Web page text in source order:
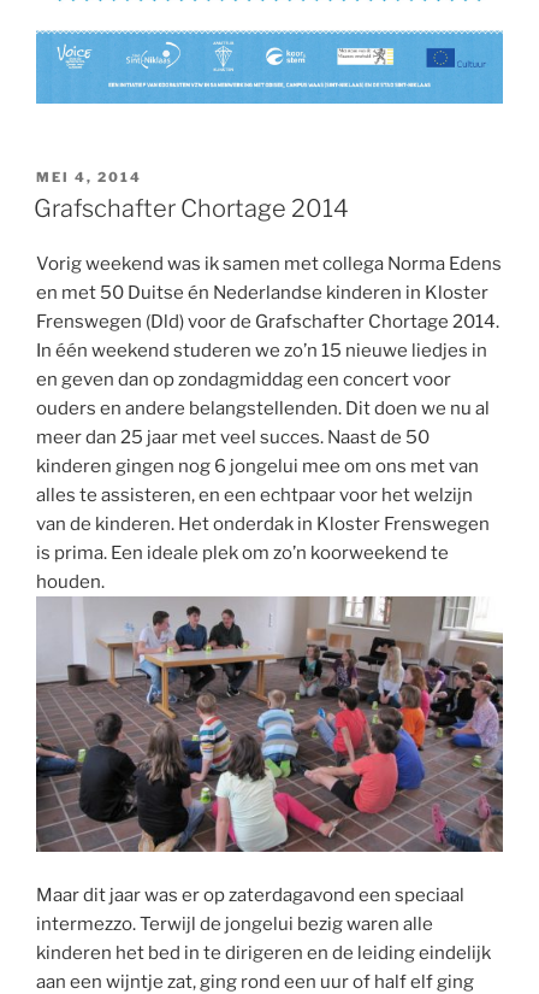
GEPLAATST
OP
MEI 4, 2014
Grafschafter Chortage 2014
Vorig weekend was ik samen met collega Norma Edens
en met 50 Duitse én Nederlandse kinderen in Kloster
Frenswegen (Dld) voor de Grafschafter Chortage 2014.
In één weekend studeren we zo’n 15 nieuwe liedjes in
en geven dan op zondagmiddag een concert voor
ouders en andere belangstellenden. Dit doen we nu al
meer dan 25 jaar met veel succes. Naast de 50
kinderen gingen nog 6 jongelui mee om ons met van
alles te assisteren, en een echtpaar voor het welzijn
van de kinderen. Het onderdak in Kloster Frenswegen
is prima. Een ideale plek om zo’n koorweekend te
houden.
Maar dit jaar was er op zaterdagavond een speciaal
intermezzo. Terwijl de jongelui bezig waren alle
kinderen het bed in te dirigeren en de leiding eindelijk
aan een wijntje zat, ging rond een uur of half elf ging